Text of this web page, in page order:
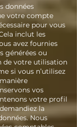
données
votre compte
pour vous
inclut les
avez fournies
générées ou
de votre utilisation
si vous n’utilisez
vos
votre profil
la
Nous